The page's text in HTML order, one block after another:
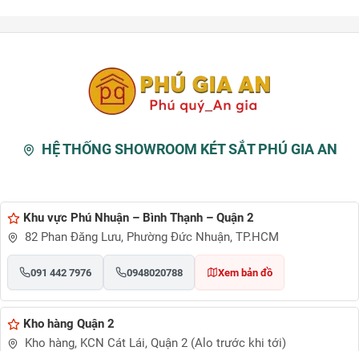
HỆ THỐNG SHOWROOM KÉT SẮT PHÚ GIA AN
Khu vực Phú Nhuận – Bình Thạnh – Quận 2
82 Phan Đăng Lưu, Phường Đức Nhuận, TP.HCM
091 442 7976 0948020788 Xem bản đồ
Kho hàng Quận 2
Kho hàng, KCN Cát Lái, Quận 2 (Alo trước khi tới)